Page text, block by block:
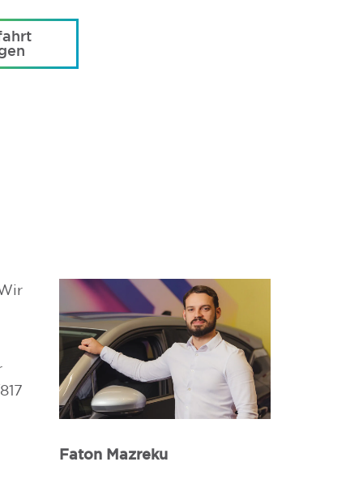
Faton Mazreku